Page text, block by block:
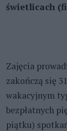
świetlicach
Zajęcia
zakończą się
wakacyjnym
bezpłatnych
piątku)